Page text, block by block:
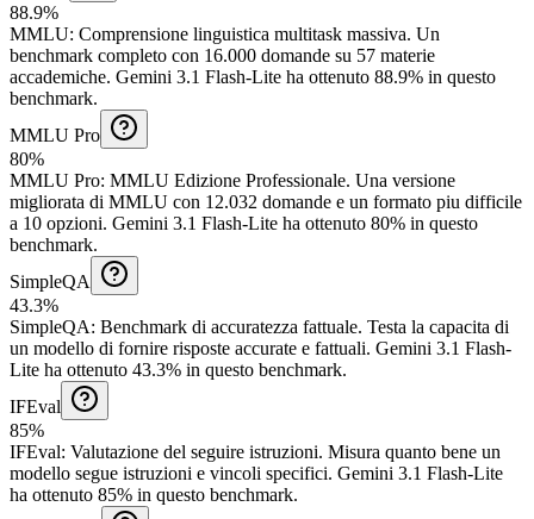
88.9%
MMLU: Comprensione linguistica multitask massiva. Un
benchmark completo con 16.000 domande su 57 materie
accademiche. Gemini 3.1 Flash-Lite ha ottenuto 88.9% in questo
benchmark.
MMLU Pro
80%
MMLU Pro: MMLU Edizione Professionale. Una versione
migliorata di MMLU con 12.032 domande e un formato piu difficile
a 10 opzioni. Gemini 3.1 Flash-Lite ha ottenuto 80% in questo
benchmark.
SimpleQA
43.3%
SimpleQA: Benchmark di accuratezza fattuale. Testa la capacita di
un modello di fornire risposte accurate e fattuali. Gemini 3.1 Flash-
Lite ha ottenuto 43.3% in questo benchmark.
IFEval
85%
IFEval: Valutazione del seguire istruzioni. Misura quanto bene un
modello segue istruzioni e vincoli specifici. Gemini 3.1 Flash-Lite
ha ottenuto 85% in questo benchmark.